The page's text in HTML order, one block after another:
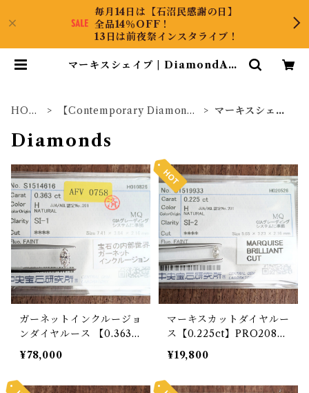
毎月14日は【石沼民感謝の日】
全品14％OFF！
13日は前夜祭インスタライブ！
マーキスシェイプ | DiamondAnt
HOM
【Contemporary Diamond
マーキスシェイ
Diamonds
ガーネットインクルージョ
ンダイヤルース 【0.363c
t】 PRO208864
¥78,000
マーキスカットダイヤルー
ス【0.225ct】PRO20824
4
¥19,800